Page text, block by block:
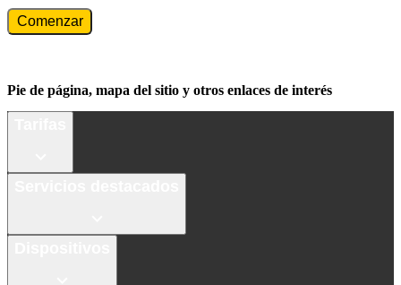
Comenzar
Pie de página, mapa del sitio y otros enlaces de interés